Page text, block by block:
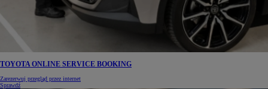
TOYOTA ONLINE SERVICE BOOKING
Zarezerwuj przegląd przez internet
Sprawdź